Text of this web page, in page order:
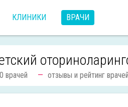
КЛИНИКИ ВРАЧИ
0 врачей отзывы и рейтинг врачей